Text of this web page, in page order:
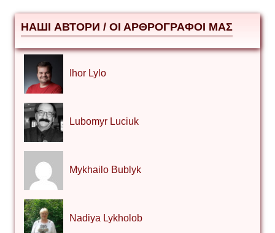
НАШІ АВТОРИ / ΟΙ ΑΡΘΡΟΓΡΑΦΟΙ ΜΑΣ
Ihor Lylo
Lubomyr Luciuk
Mykhailo Bublyk
Nadiya Lykholob